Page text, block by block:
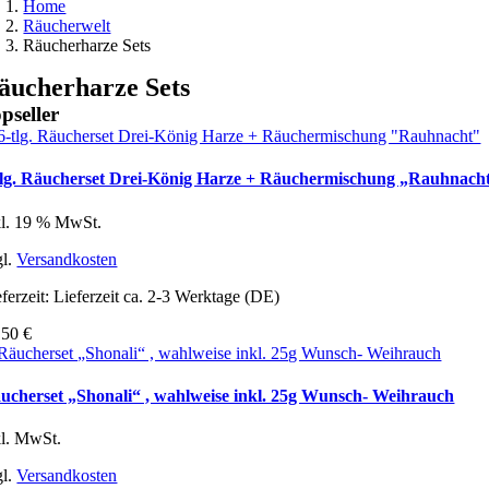
Home
Räucherwelt
Räucherharze Sets
Sets
Räucherset Drei-König Harze + Räuchermischung
19 % MwSt.
Versandkosten
Lieferzeit ca. 2-3 Werktage (DE)
€
„Shonali“ , wahlweise inkl. 25g Wunsch- Weihrauch
MwSt.
Versandkosten